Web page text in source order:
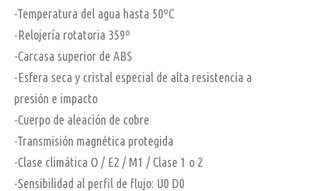
-Temperatura del agua hasta 50ºC
-Relojería rotatoria 359º
-Carcasa superior de ABS
-Esfera seca y cristal especial de alta resistencia a
presión e impacto
-Cuerpo de aleación de cobre
-Transmisión magnética protegida
-Clase climática O / E2 / M1 / Clase 1 o 2
-Sensibilidad al perfil de flujo: U0 D0